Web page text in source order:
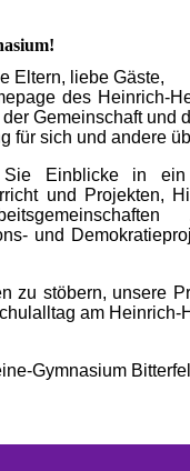
Eltern, liebe Gäste,
des Heinrich-
Gemeinschaft
für sich und andere
Einblicke in
und Projekten,
und
zu stöbern, unsere
am
Gymnasium